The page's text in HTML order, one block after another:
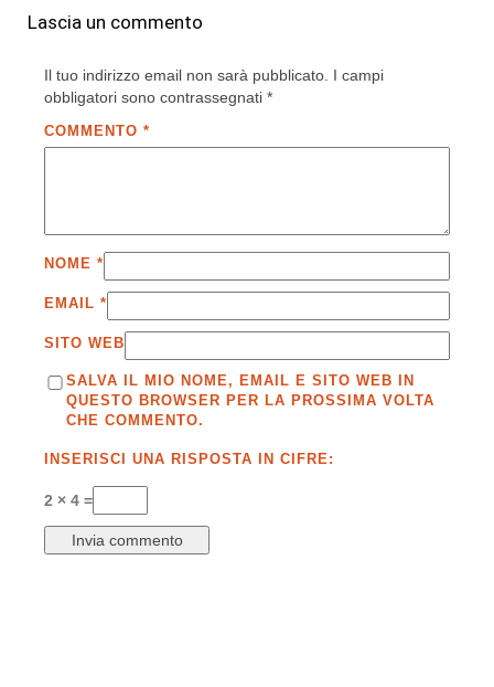
Lascia un commento
Il tuo indirizzo email non sarà pubblicato. I campi
obbligatori sono contrassegnati *
COMMENTO *
NOME *
EMAIL *
SITO WEB
SALVA IL MIO NOME, EMAIL E SITO WEB IN
QUESTO BROWSER PER LA PROSSIMA VOLTA
CHE COMMENTO.
INSERISCI UNA RISPOSTA IN CIFRE:
2 × 4 =